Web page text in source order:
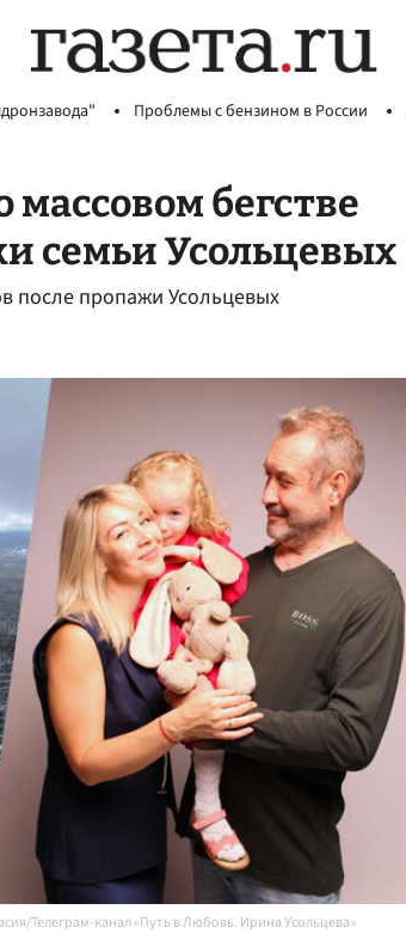
Проблемы с бензином в России
массовом бегстве
семьи Усольцевых
после пропажи Усольцевых
Телеграм-канал «Путь в Любовь. Ирина Усольцева»